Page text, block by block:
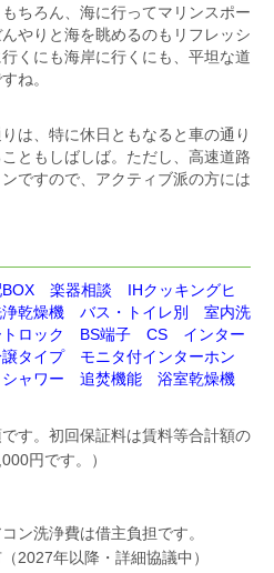
ちろん、海に行ってマリンスポー
やりと海を眺めるのもリフレッシ
くにも海岸に行くにも、平坦な道
ね。
は、特に休日ともなると車の通り
ともしばしば。ただし、高速道路
ですので、アクティブ派の方には
楽器相談 IHクッキングヒ
乾燥機 バス・トイレ別 室内洗
ロック BS端子 CS インター
タイプ モニタ付インターホン
ャワー 追焚機能 浴室乾燥機
す。初回保証料は賃料等合計額の
円です。）
ン洗浄費は借主負担です。
2027年以降・詳細協議中）